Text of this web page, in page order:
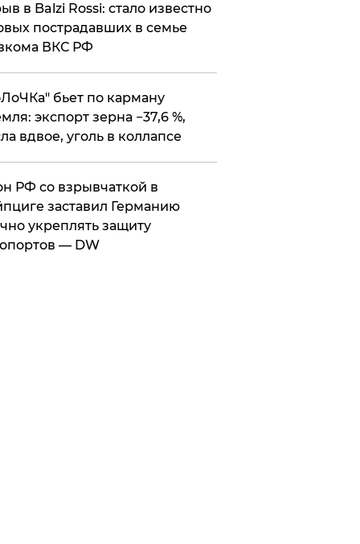
в Balzi Rossi: стало известно
пострадавших в семье
ВКС РФ
бьет по карману
экспорт зерна −37,6 %,
вдвое, уголь в коллапсе
РФ со взрывчаткой в
заставил Германию
укреплять защиту
— DW